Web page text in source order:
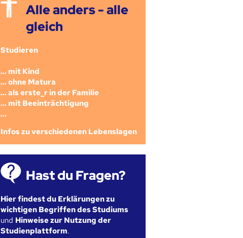
Alle anders - alle
gleich
Studieren
... mit Kind
... ohne Matura
... als erste_r in der Familie
... mit Beeinträchtigung
...
Infos zu verschiedenen Lebenslagen
Hast du Fragen?
Hier findest du Erklärungen zu
wichtigen Begriffen des Studiums
und Hinweise zur Nutzung der
Studienplattform.